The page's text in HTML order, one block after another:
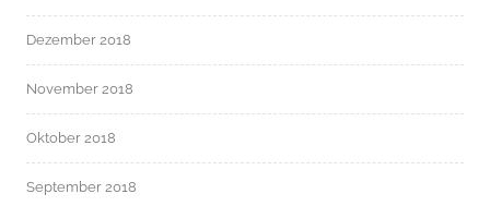
Dezember 2018
November 2018
Oktober 2018
September 2018